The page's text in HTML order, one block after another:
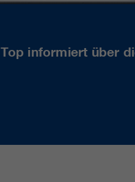
Top informiert über